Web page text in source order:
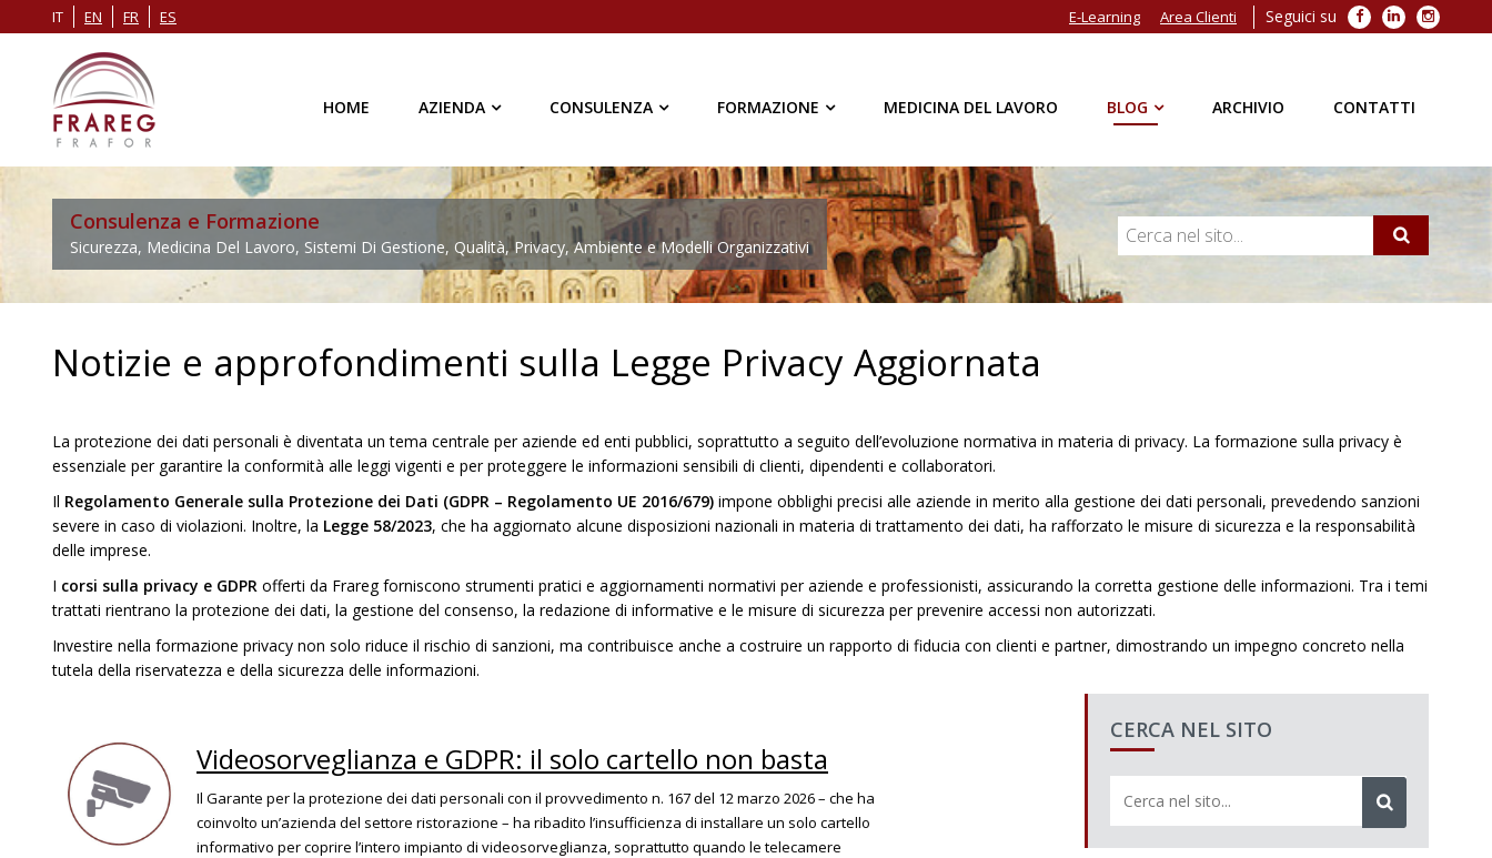
IT EN FR ES Seguici su Facebook
LinkedIn
E-Learning Area Clienti
HOME AZIENDA CONSULENZA FORMAZIONE MEDICINA DEL LAVORO BLOG ARCHIVIO CONTATTI
Consulenza e Formazione
Sicurezza, Medicina Del Lavoro, Sistemi Di Gestione, Qualità, Privacy, Ambiente e Modelli Organizzativi
Notizie e approfondimenti sulla Legge Privacy Aggiornata
La protezione dei dati personali è diventata un tema centrale per aziende ed enti pubblici, soprattutto a seguito dell’evoluzione normativa in materia di privacy. La formazione sulla privacy è
essenziale per garantire la conformità alle leggi vigenti e per proteggere le informazioni sensibili di clienti, dipendenti e collaboratori.
Il Regolamento Generale sulla Protezione dei Dati (GDPR – Regolamento UE 2016/679) impone obblighi precisi alle aziende in merito alla gestione dei dati personali, prevedendo sanzioni
severe in caso di violazioni. Inoltre, la Legge 58/2023, che ha aggiornato alcune disposizioni nazionali in materia di trattamento dei dati, ha rafforzato le misure di sicurezza e la responsabilità
delle imprese.
I corsi sulla privacy e GDPR offerti da Frareg forniscono strumenti pratici e aggiornamenti normativi per aziende e professionisti, assicurando la corretta gestione delle informazioni. Tra i temi
trattati rientrano la protezione dei dati, la gestione del consenso, la redazione di informative e le misure di sicurezza per prevenire accessi non autorizzati.
Investire nella formazione privacy non solo riduce il rischio di sanzioni, ma contribuisce anche a costruire un rapporto di fiducia con clienti e partner, dimostrando un impegno concreto nella
tutela della riservatezza e della sicurezza delle informazioni.
Videosorveglianza e GDPR: il solo cartello non basta
Il Garante per la protezione dei dati personali con il provvedimento n. 167 del 12 marzo 2026 – che ha
coinvolto un’azienda del settore ristorazione – ha ribadito l’insufficienza di installare un solo cartello
informativo per coprire l’intero impianto di videosorveglianza, soprattutto quando le telecamere
CERCA NEL SITO